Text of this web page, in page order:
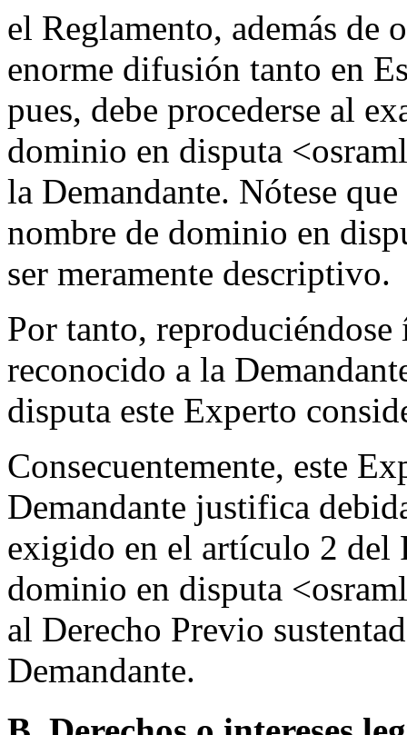
el Reglamento, además de
enorme difusión tanto en
pues, debe procederse al
dominio en disputa
la Demandante. Nótese
nombre de dominio en
ser meramente descriptivo.
Por tanto,
reconocido a la
disputa este Experto
Consecuentemente, este
Demandante justifica
exigido en el artículo 2 del
dominio en disputa
al Derecho Previo
Demandante.